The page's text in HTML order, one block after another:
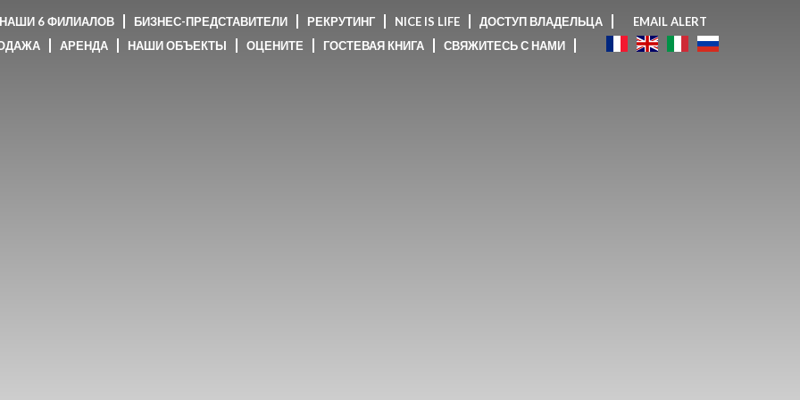
6 ФИЛИАЛОВ БИЗНЕС-ПРЕДСТАВИТЕЛИ РЕКРУТИНГ NICE IS LIFE ДОСТУП ВЛАДЕЛЬЦА
EMAIL ALERT
АРЕНДА НАШИ ОБЪЕКТЫ ОЦЕНИТЕ ГОСТЕВАЯ КНИГА СВЯЖИТЕСЬ С НАМИ